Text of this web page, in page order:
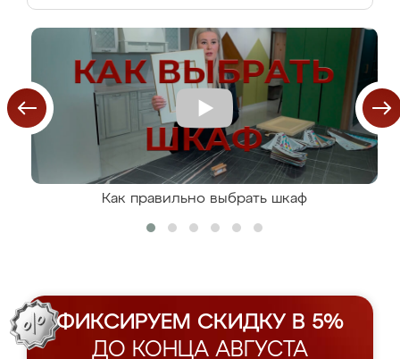
Как правильно выбрать шкаф
ФИКСИРУЕМ СКИДКУ В 5%
ДО КОНЦА АВГУСТА